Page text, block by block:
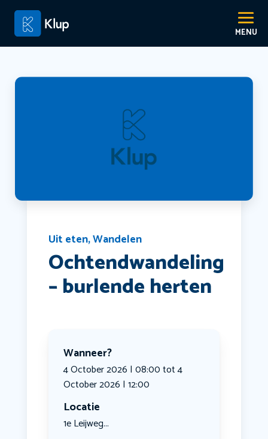
Uit eten,Wandelen
Ochtendwandeling
– burlende herten
Wanneer?
4 October 2026 | 08:00 tot 4
October 2026 | 12:00
Locatie
1e Leijweg...